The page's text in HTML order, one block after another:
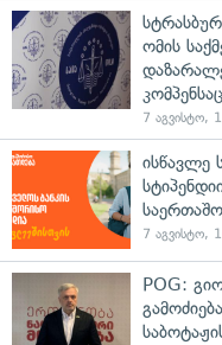
ომის
7 აგვისტო,
ისწავლე
7 აგვისტო,
POG: